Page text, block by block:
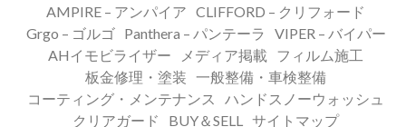
AMPIRE – アンパイア CLIFFORD – クリフォード
Grgo – ゴルゴ
Panthera – パンテーラ
VIPER – バイパー
AHイモビライザー
メディア掲載
フィルム施工
板金修理・塗装 一般整備・車検整備
コーティング・メンテナンス
ハンドスノーウォッシュ
クリアガード
BUY＆SELL サイトマップ